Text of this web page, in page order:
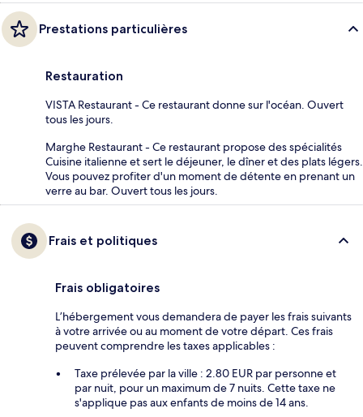
Prestations particulières
Restauration
VISTA Restaurant - Ce restaurant donne sur l'océan. Ouvert
tous les jours.
Marghe Restaurant - Ce restaurant propose des spécialités
Cuisine italienne et sert le déjeuner, le dîner et des plats légers.
Vous pouvez profiter d'un moment de détente en prenant un
verre au bar. Ouvert tous les jours.
Frais et politiques
Frais obligatoires
L’hébergement vous demandera de payer les frais suivants
à votre arrivée ou au moment de votre départ. Ces frais
peuvent comprendre les taxes applicables :
Taxe prélevée par la ville : 2.80 EUR par personne et
par nuit, pour un maximum de 7 nuits. Cette taxe ne
s'applique pas aux enfants de moins de 14 ans.